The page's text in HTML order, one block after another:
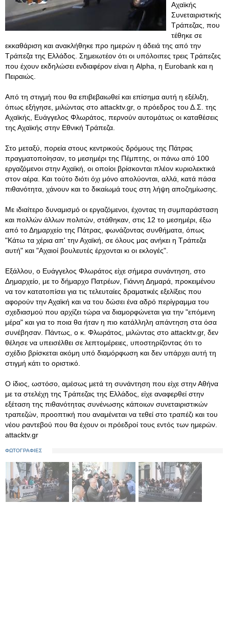
Αχαϊκής
Συνεταιριστικής
Τράπεζας, που
τέθηκε σε
εκκαθάριση και ανακλήθηκε προ ημερών η άδειά της από την
Τράπεζα της Ελλάδος. Σημειωτέον ότι οι υπόλοιπες τρεις Τράπεζες
που έχουν εκδηλώσει ενδιαφέρον είναι η Alpha, η Eurobank και η
Πειραιώς.
Από τη στιγμή που θα επιβεβαιωθεί και επίσημα αυτή η εξέλιξη,
όπως εξήγησε, μιλώντας στο attacktv.gr, ο πρόεδρος του Δ.Σ. της
Αχαϊκής, Ευάγγελος Φλωράτος, περνούν αυτομάτως οι καταθέσεις
της Αχαϊκής στην Εθνική Τράπεζα.
Στο μεταξύ, πορεία στους κεντρικούς δρόμους της Πάτρας
πραγματοποίησαν, το μεσημέρι της Πέμπτης, οι πάνω από 100
εργαζόμενοι στην Αχαϊκή, οι οποίοι βρίσκονται πλέον κυριολεκτικά
στον αέρα. Και τούτο διότι όχι μόνο απολύονται, αλλά, κατά πάσα
πιθανότητα, χάνουν και το δικαίωμά τους στη λήψη αποζημίωσης.
Με ιδιαίτερο δυναμισμό οι εργαζόμενοι, έχοντας τη συμπαράσταση
και πολλών άλλων πολιτών, στάθηκαν, στις 12 το μεσημέρι, έξω
από το Δημαρχείο της Πάτρας, φωνάζοντας συνθήματα, όπως
"Κάτω τα χέρια απ' την Αχαϊκή, σε όλους μας ανήκει η Τράπεζα
αυτή" και "Αχαιοί βουλευτές έρχονται κι οι εκλογές".
Εξάλλου, ο Ευάγγελος Φλωράτος είχε σήμερα συνάντηση, στο
Δημαρχείο, με το δήμαρχο Πατρέων, Γιάννη Δημαρά, προκειμένου
να τον κατατοπίσει για τις τελευταίες δραματικές εξελίξεις που
αφορούν την Αχαϊκή και να του δώσει ένα αδρό περίγραμμα του
σχεδιασμού που αρχίζει τώρα να διαμορφώνεται για την "επόμενη
μέρα" και για το ποια θα ήταν η πιο κατάλληλη απάντηση στα όσα
συνέβησαν. Πάντως, ο κ. Φλωράτος, μιλώντας στο attacktv.gr, δεν
θέλησε να υπεισέλθει σε λεπτομέρειες, υποστηρίζοντας ότι το
σχέδιο βρίσκεται ακόμη υπό διαμόρφωση και δεν υπάρχει αυτή τη
στιγμή κάτι το οριστικό.
Ο ίδιος, ωστόσο, αμέσως μετά τη συνάντηση που είχε στην Αθήνα
με τα στελέχη της Τράπεζας της Ελλάδος, είχε αναφερθεί στην
εξέταση της πιθανότητας συνένωσης κάποιων συνεταιριστικών
τραπεζών, προοπτική που αναμένεται να τεθεί στο τραπέζι και του
νέου ραντεβού που θα έχουν οι πρόεδροί τους εντός των ημερών.
attacktv.gr
ΦΩΤΟΓΡΑΦΙΕΣ